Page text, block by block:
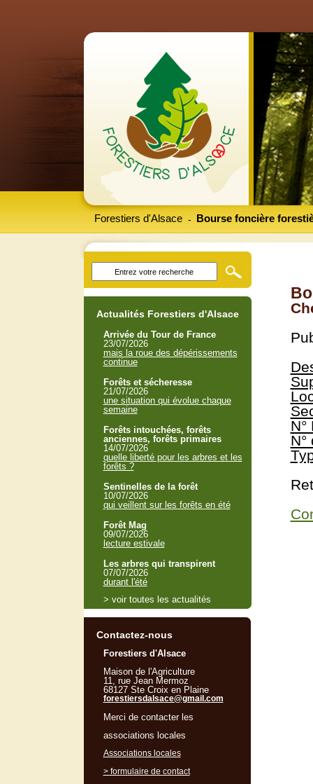
Forestiers d'Alsace Bourse foncière
-
N°
N°
Actualités Forestiers d'Alsace
Arrivée du Tour de France
23/07/2026
mais la roue des dépérissements
continue
Forêts et sécheresse
21/07/2026
une situation qui évolue chaque
semaine
Forêts intouchées, forêts
anciennes, forêts primaires
14/07/2026
quelle liberté pour les arbres et les
forêts ?
Sentinelles de la forêt
10/07/2026
qui veillent sur les forêts en été
Forêt Mag
09/07/2026
lecture estivale
Les arbres qui transpirent
07/07/2026
durant l'été
> voir toutes les actualités
Contactez-nous
Forestiers d'Alsace
Maison de l'Agriculture
11, rue Jean Mermoz
68127 Ste Croix en Plaine
forestiersdalsace@gmail.com
Merci de contacter les
associations locales
Associations locales
> formulaire de contact